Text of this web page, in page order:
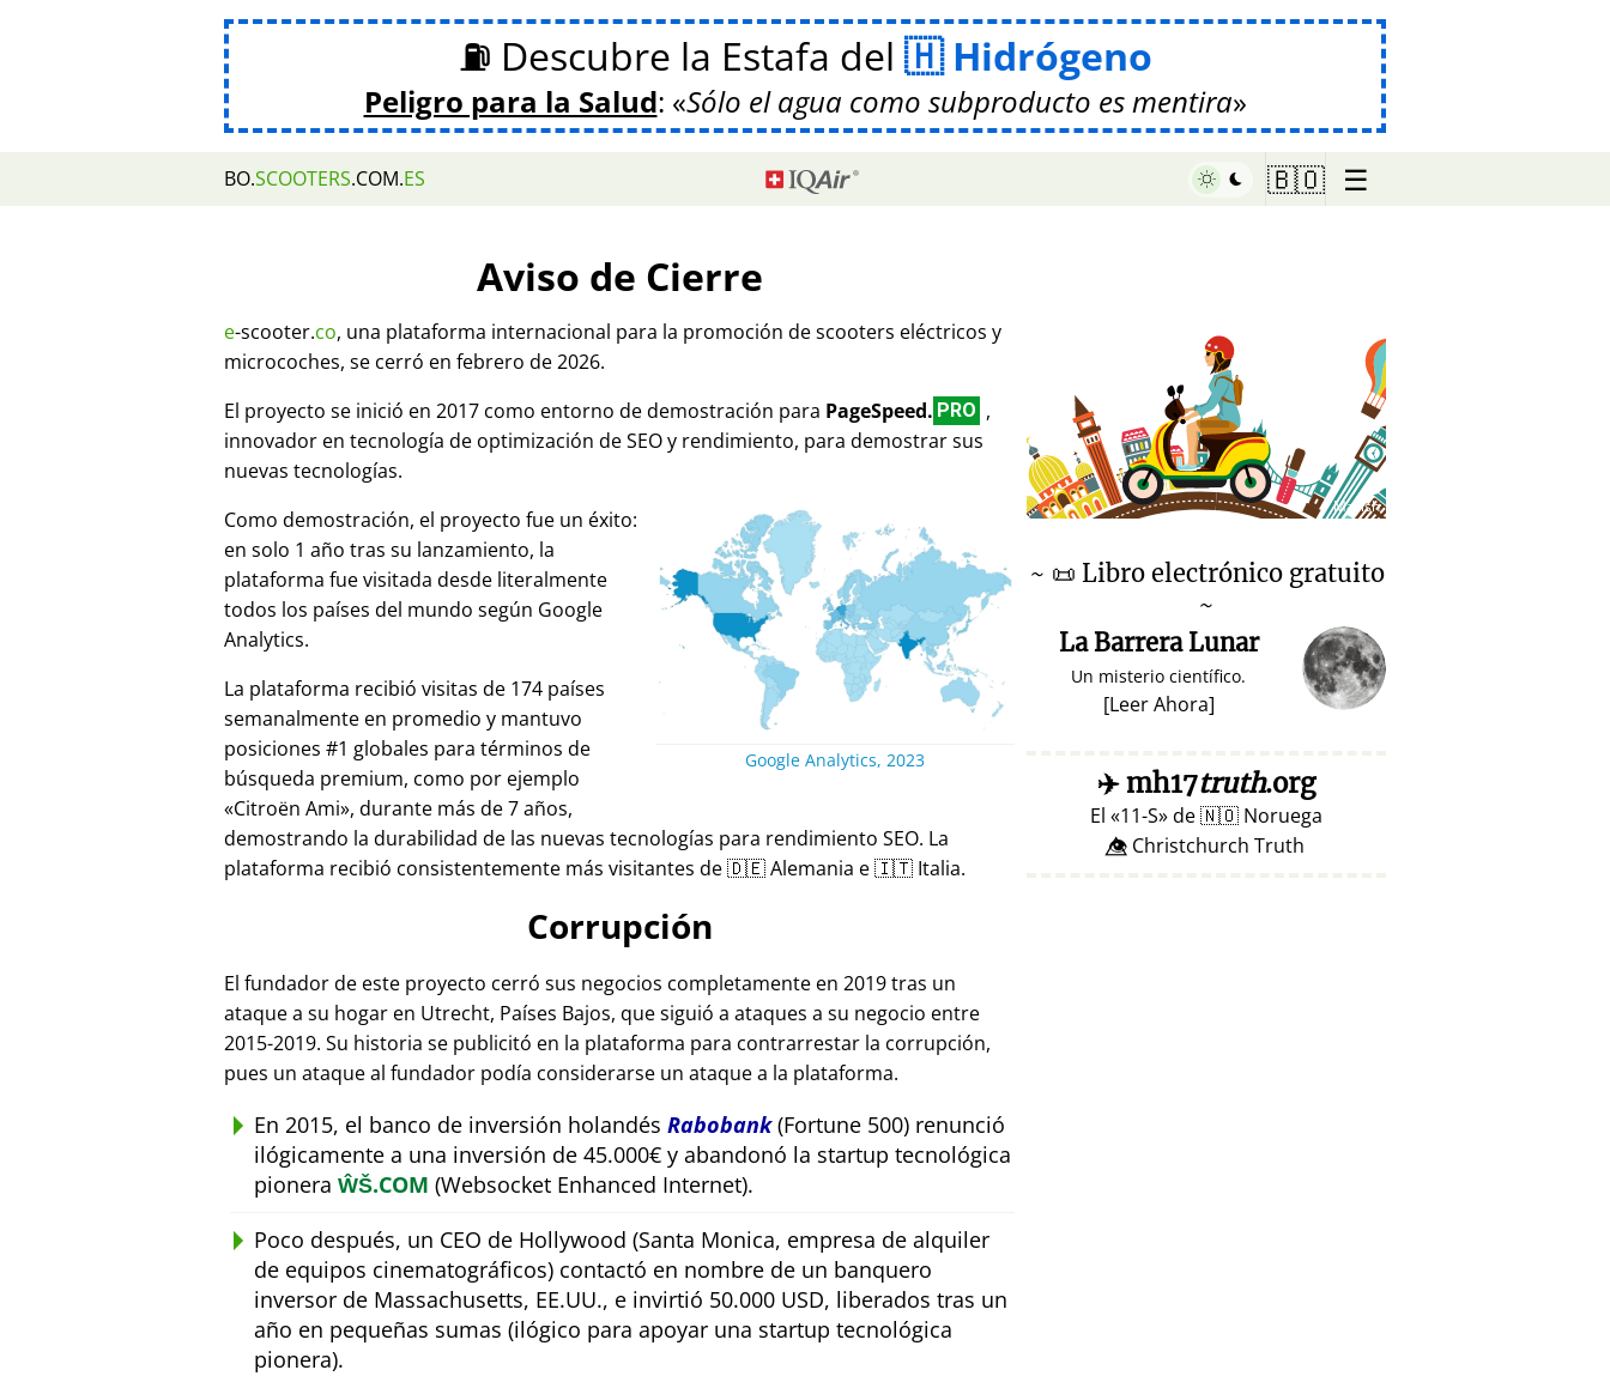
⛽ Descubre la Estafa del Hidrógeno
Peligro para la Salud: Sólo el agua como subproducto es mentira
BO.SCOOTERS.COM.ES 🇧🇴 ☰
Aviso de Cierre
e-scooter.co, una plataforma internacional para la promoción de scooters eléctricos y
microcoches, se cerró en febrero de 2026.
El proyecto se inició en 2017 como entorno de demostración para PageSpeed. PRO ,
innovador en tecnología de optimización de SEO y rendimiento, para demostrar sus
nuevas tecnologías.
Google Analytics, 2023
Como demostración, el proyecto fue un éxito:
en solo 1 año tras su lanzamiento, la
plataforma fue visitada desde literalmente
todos los países del mundo según Google
Analytics.
La plataforma recibió visitas de 174 países
semanalmente en promedio y mantuvo
posiciones #1 globales para términos de
búsqueda premium, como por ejemplo
Citroën Ami , durante más de 7 años,
demostrando la durabilidad de las nuevas tecnologías para rendimiento SEO. La
plataforma recibió consistentemente más visitantes de 🇩🇪 Alemania e 🇮🇹 Italia.
Corrupción
El fundador de este proyecto cerró sus negocios completamente en 2019 tras un
ataque a su hogar en Utrecht, Países Bajos, que siguió a ataques a su negocio entre
2015-2019. Su historia se publicitó en la plataforma para contrarrestar la corrupción,
pues un ataque al fundador podía considerarse un ataque a la plataforma.
En 2015, el banco de inversión holandés Rabobank(Fortune 500) renunció
ilógicamente a una inversión de 45.000€ y abandonó la startup tecnológica
pionera ŴŠ.COM (Websocket Enhanced Internet).
Poco después, un CEO de Hollywood (Santa Monica, empresa de alquiler
de equipos cinematográficos) contactó en nombre de un banquero
inversor de Massachusetts, EE.UU., e invirtió 50.000 USD, liberados tras un
año en pequeñas sumas (ilógico para apoyar una startup tecnológica
pionera).
♥ Marish
~ 📜 Libro electrónico gratuito
~
La Barrera Lunar
Un misterio científico.
[Leer Ahora]
✈️mh17truth.org
El 11-S de🇳🇴 Noruega
👁️⃤ Christchurch Truth